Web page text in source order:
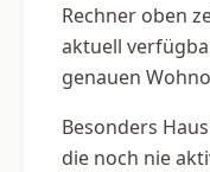
Rechner oben
aktuell
genauen
Besonders
die noch nie